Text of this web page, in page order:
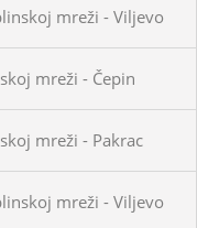
mreži - Viljevo
mreži - Čepin
mreži - Pakrac
mreži - Viljevo